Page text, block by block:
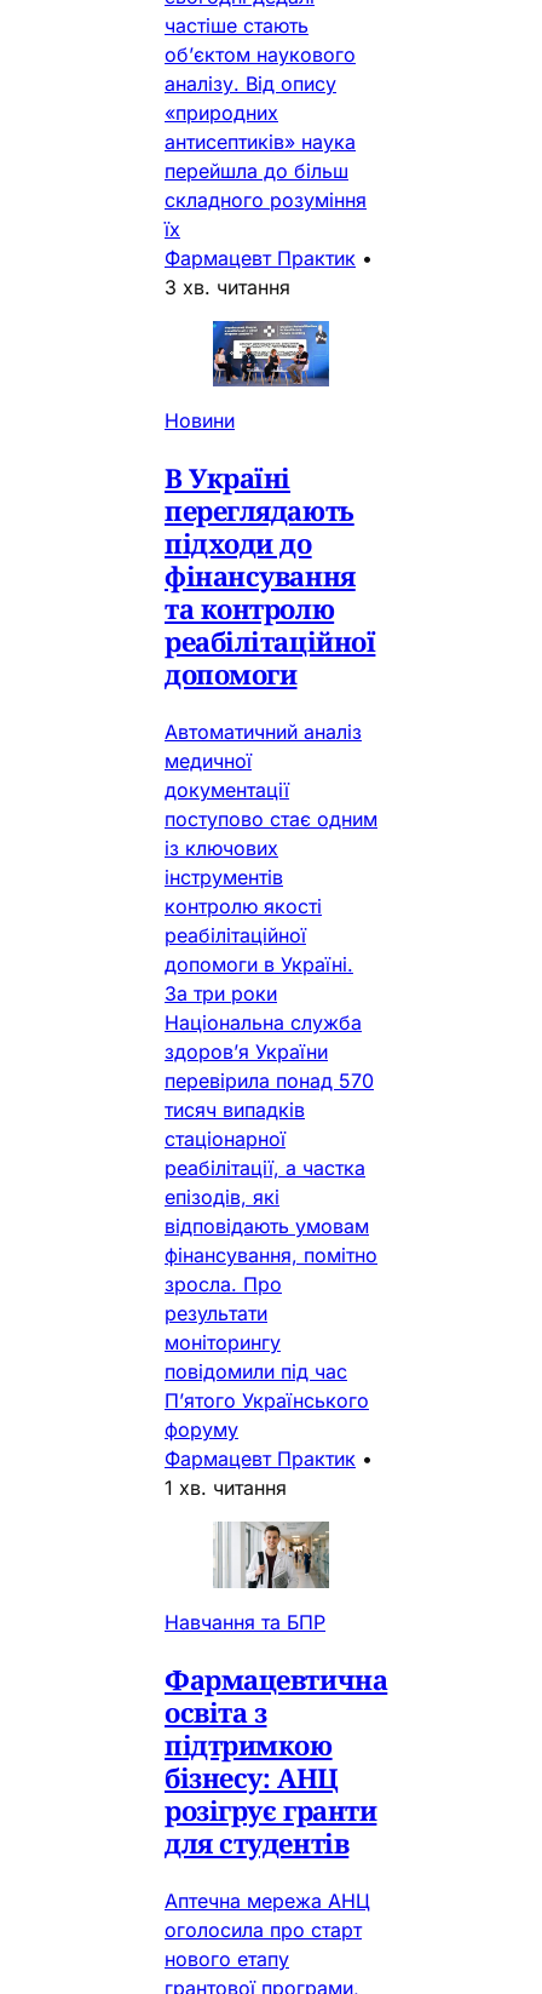
частіше стають
об’єктом наукового
аналізу. Від опису
«природних
антисептиків» наука
перейшла до більш
складного розуміння
їх
Фармацевт Практик •
3 хв. читання
Новини
В Україні
переглядають
підходи до
фінансування
та контролю
реабілітаційної
допомоги
Автоматичний аналіз
медичної
документації
поступово стає одним
із ключових
інструментів
контролю якості
реабілітаційної
допомоги в Україні.
За три роки
Національна служба
здоров’я України
перевірила понад 570
тисяч випадків
стаціонарної
реабілітації, а частка
епізодів, які
відповідають умовам
фінансування, помітно
зросла. Про
результати
моніторингу
повідомили під час
П’ятого Українського
форуму
Фармацевт Практик •
1 хв. читання
Навчання та БПР
Фармацевтична
освіта з
підтримкою
бізнесу: АНЦ
розігрує гранти
для студентів
Аптечна мережа АНЦ
оголосила про старт
нового етапу
грантової програми,